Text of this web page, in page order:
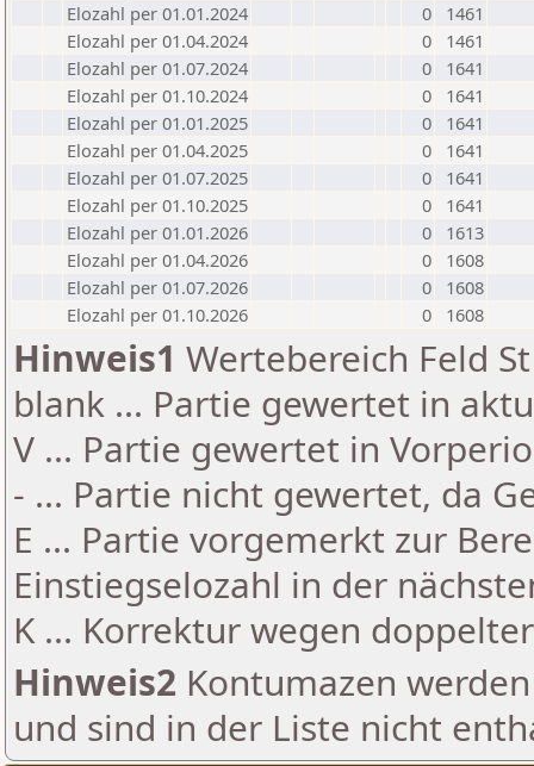
Elozahl per 01.01.2024
0
1461
Elozahl per 01.04.2024
0
1461
Elozahl per 01.07.2024
0
1641
Elozahl per 01.10.2024
0
1641
Elozahl per 01.01.2025
0
1641
Elozahl per 01.04.2025
0
1641
Elozahl per 01.07.2025
0
1641
Elozahl per 01.10.2025
0
1641
Elozahl per 01.01.2026
0
1613
Elozahl per 01.04.2026
0
1608
Elozahl per 01.07.2026
0
1608
Elozahl per 01.10.2026
0 1608
Hinweis1 Wertebereich Feld
blank ... Partie gewertet in
V ... Partie gewertet in
- ... Partie nicht gewertet, da
E ... Partie vorgemerkt zur
Einstiegselozahl in der
K ... Korrektur wegen
Hinweis2 Kontumazen
und sind in der Liste nicht